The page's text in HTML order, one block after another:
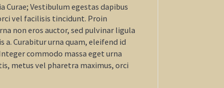
Vestibulum egestas dapibus
vel facilisis tincidunt. Proin
non eros auctor, sed pulvinar ligula
Curabitur urna quam, eleifend id
commodo massa eget urna
metus vel pharetra maximus, orci